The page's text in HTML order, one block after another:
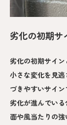
劣化の初期サ
劣化の初期サイ
小さな変化を見
づきやすいサイ
劣化が進んでい
面や風当たりの